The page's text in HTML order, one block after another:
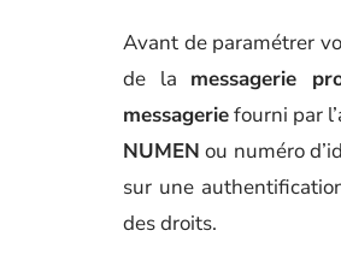
Avant de paramétrer
de la messagerie
messageriefourni par
NUMEN ou numéro
sur une
des droits.